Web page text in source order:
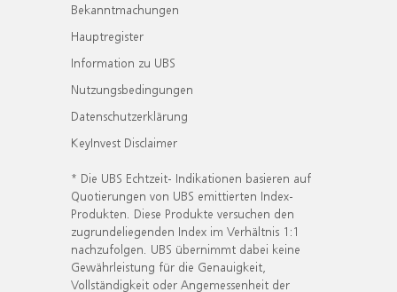
Bekanntmachungen
Hauptregister
Information zu UBS
Nutzungsbedingungen
Datenschutzerklärung
KeyInvest Disclaimer
* Die UBS Echtzeit- Indikationen basieren auf
Quotierungen von UBS emittierten Index-
Produkten. Diese Produkte versuchen den
zugrundeliegenden Index im Verhältnis 1:1
nachzufolgen. UBS übernimmt dabei keine
Gewährleistung für die Genauigkeit,
Vollständigkeit oder Angemessenheit der